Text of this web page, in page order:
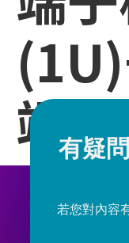
端有疑
若您對內容